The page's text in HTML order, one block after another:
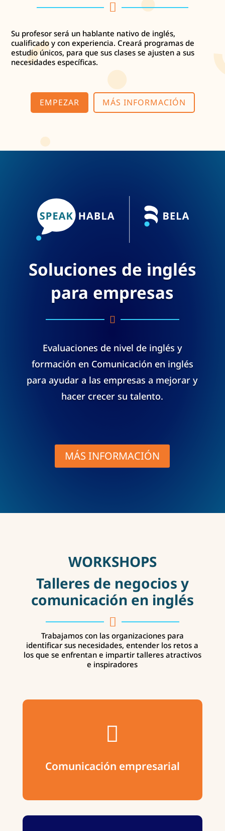

Su profesor será un hablante nativo de inglés,
cualificado y con experiencia. Creará programas de
estudio únicos, para que sus clases se ajusten a sus
necesidades específicas.
EMPEZAR MÁS INFORMACIÓN
Soluciones de inglés
para empresas

Evaluaciones de nivel de inglés y
formación en Comunicación en inglés
para ayudar a las empresas a mejorar y
hacer crecer su talento.
MÁS INFORMACIÓN
WORKSHOPS
Talleres de negocios y
comunicación en inglés

Trabajamos con las organizaciones para
identificar sus necesidades, entender los retos a
los que se enfrentan e impartir talleres atractivos
e inspiradores

Comunicación empresarial